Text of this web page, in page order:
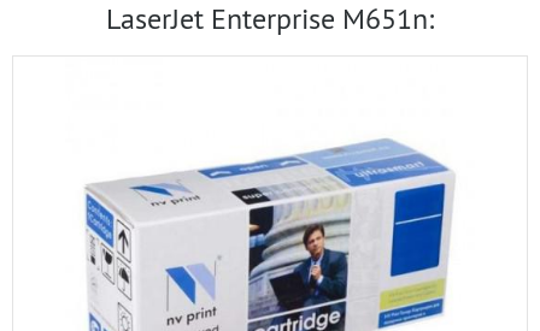
LaserJet Enterprise M651n: